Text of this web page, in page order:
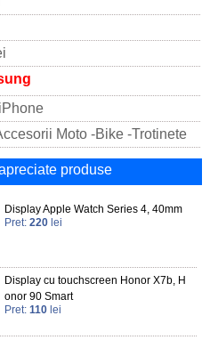
Moto -Bike -Trotinete
produse
Display Apple Watch Series 4, 40mm
Pret: 220 lei
Display cu touchscreen Honor X7b, H
onor 90 Smart
Pret: 110 lei